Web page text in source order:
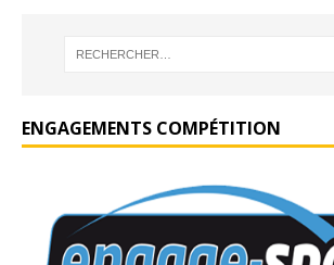
ENGAGEMENTS COMPÉTITION